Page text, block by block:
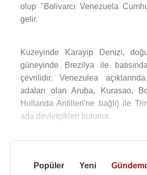
olup "Bolivarcı Venezuela
gelir.
Kuzeyinde Karayip Denizi,
güneyinde Brezilya ile
çevrilidir. Venezulea
adaları olan Aruba, Kurasao,
Hollanda Antilleri'ne bağlı) ile
ada devletçikleri bulunur.
Popüler Yeni